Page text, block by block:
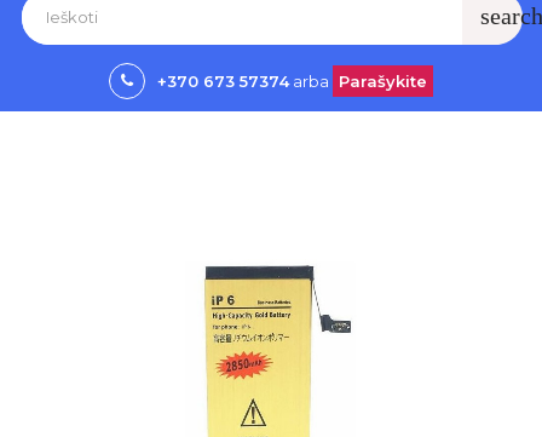
search
+370 673 57374arba Parašykite